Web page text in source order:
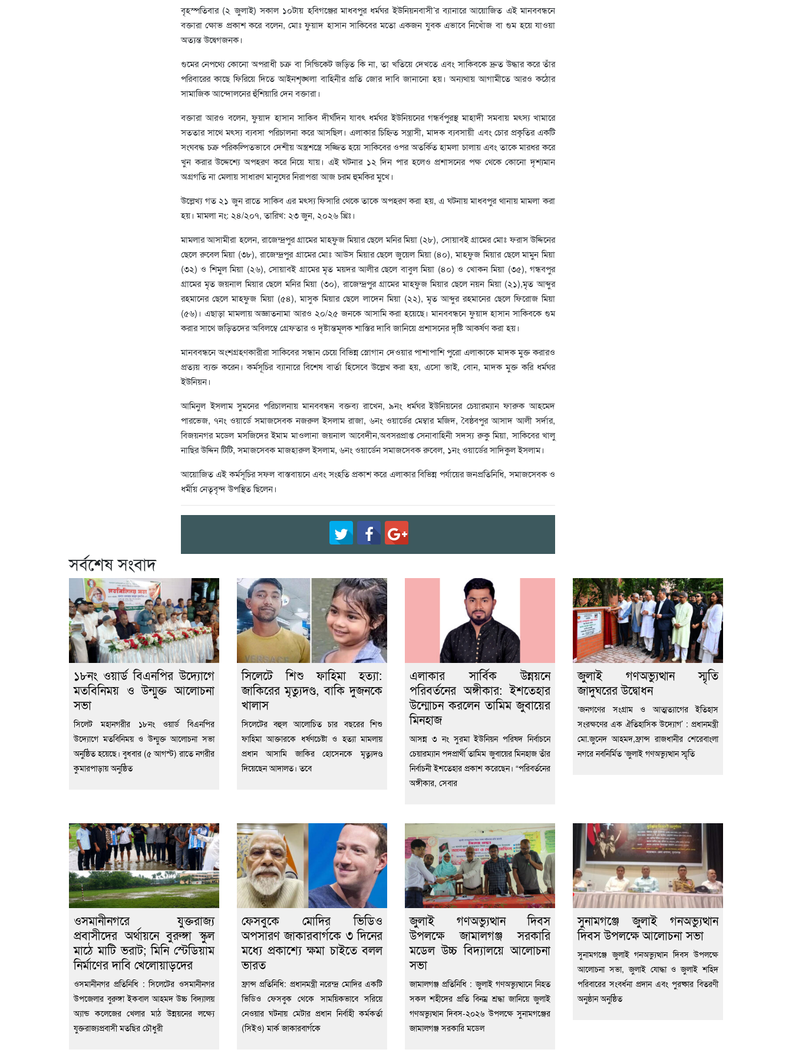
‎বৃহস্পতিবার (২ জুলাই) সকাল ১০টায় হবিগঞ্জের মাধবপুর ধর্মঘর ইউনিয়নবাসী’র ব্যানারে আয়োজিত এই মানববন্ধনে
বক্তারা ক্ষোভ প্রকাশ করে বলেন, মোঃ ফুয়াদ হাসান সাকিবের মতো একজন যুবক এভাবে নিখোঁজ বা গুম হয়ে যাওয়া
অত্যন্ত উদ্বেগজনক।
গুমের নেপথ্যে কোনো অপরাধী চক্র বা সিন্ডিকেট জড়িত কি না, তা খতিয়ে দেখতে এবং সাকিবকে দ্রুত উদ্ধার করে তাঁর
পরিবারের কাছে ফিরিয়ে দিতে আইনশৃঙ্খলা বাহিনীর প্রতি জোর দাবি জানানো হয়। অন্যথায় আগামীতে আরও কঠোর
সামাজিক আন্দোলনের হুঁশিয়ারি দেন বক্তারা।
বক্তারা আরও বলেন, ফুয়াদ হাসান সাকিব দীর্ঘদিন যাবৎ ধর্মঘর ইউনিয়নের গন্ধর্বপুরস্থ মাহাদী সমবায় মৎস্য খামারে
সততার সাথে মৎস্য ব্যবসা পরিচালনা করে আসছিল। এলাকার চিহ্নিত সন্ত্রাসী, মাদক ব্যবসায়ী এবং চোর প্রকৃতির একটি
সংঘবদ্ধ চক্র পরিকল্পিতভাবে দেশীয় অস্ত্রশস্ত্রে সজ্জিত হয়ে সাকিবের ওপর অতর্কিত হামলা চালায় এবং তাকে মারধর করে
খুন করার উদ্দেশ্যে অপহরণ করে নিয়ে যায়। এই ঘটনার ১২ দিন পার হলেও প্রশাসনের পক্ষ থেকে কোনো দৃশ্যমান
অগ্রগতি না মেলায় সাধারণ মানুষের নিরাপত্তা আজ চরম হুমকির মুখে।
‎উল্লেখ্য গত ২১ জুন রাতে সাকিব এর মৎস্য ফিসারি থেকে তাকে অপহরণ করা হয়, ‎এ ঘটনায় মাধবপুর থানায় মামলা করা
হয়। মামলা নং: ২৪/২০৭, তারিখ: ২৩ জুন, ২০২৬ খ্রিঃ।
মামলার আসামীরা হলেন, রাজেন্দ্রপুর গ্রামের মাহফুজ মিয়ার ছেলে মনির মিয়া (২৮), সোয়াবই গ্রামের মোঃ ফরাস উদ্দিনের
ছেলে রুবেল মিয়া (৩৮), রাজেন্দ্রপুর গ্রামের মোঃ আউস মিয়ার ছেলে জুয়েল মিয়া (৪০), মাহফুজ মিয়ার ছেলে মামুন মিয়া
(৩২) ও শিমুল মিয়া (২৬), সোয়াবই গ্রামের মৃত ময়দর আলীর ছেলে বাবুল মিয়া (৪০) ও খোকন মিয়া (৩৫), গন্ধবপুর
গ্রামের মৃত জয়নাল মিয়ার ছেলে মনির মিয়া (৩০), রাজেন্দ্রপুর গ্রামের মাহফুজ মিয়ার ছেলে নয়ন মিয়া (২১),মৃত আব্দুর
রহমানের ছেলে মাহফুজ মিয়া (৫৪), মাসুক মিয়ার ছেলে লাদেন মিয়া (২২), মৃত আব্দুর রহমানের ছেলে ফিরোজ মিয়া
(৫৬)। এছাড়া মামলায় অজ্ঞাতনামা আরও ২০/২৫ জনকে আসামি করা হয়েছে। মানববন্ধনে ফুয়াদ হাসান সাকিবকে গুম
করার সাথে জড়িতদের অবিলম্বে গ্রেফতার ও দৃষ্টান্তমূলক শাস্তির দাবি জানিয়ে প্রশাসনের দৃষ্টি আকর্ষণ করা হয়।
‎মানববন্ধনে অংশগ্রহণকারীরা সাকিবের সন্ধান চেয়ে বিভিন্ন স্লোগান দেওয়ার পাশাপাশি পুরো এলাকাকে মাদক মুক্ত করারও
প্রত্যয় ব্যক্ত করেন। কর্মসূচির ব্যানারে বিশেষ বার্তা হিসেবে উল্লেখ করা হয়, এসো ভাই, বোন, মাদক মুক্ত করি ধর্মঘর
ইউনিয়ন।
‎আমিনুল ইসলাম সুমনের পরিচালনায় মানববন্ধন বক্তব্য রাখেন, ৯নং ধর্মঘর ইউনিয়নের চেয়ারম্যান ফারুক আহমেদ
পারভেজ, ৭নং ওয়ার্ডে সমাজসেবক নজরুল ইসলাম রাজা, ৬নং ওয়ার্ডের মেম্বার মজিদ, বৈষ্ঠবপুর আসাদ আলী সর্দার,
বিজয়নগর মডেল মসজিদের ইমাম মাওলানা জয়নাল আবেদীন,অবসরপ্রাপ্ত সেনাবাহিনী সদস্য রুকু মিয়া, সাকিবের খালু
নাছির উদ্দিন টিটি, সমাজসেবক মাজহারুল ইসলাম, ৬নং ওয়ার্ডেন সমাজসেবক রুবেল, ১নং ওয়ার্ডের সাদিকুল ইসলাম।
‎আয়োজিত এই কর্মসূচির সফল বাস্তবায়নে এবং সংহতি প্রকাশ করে এলাকার বিভিন্ন পর্যায়ের জনপ্রতিনিধি, সমাজসেবক ও
ধর্মীয় নেতৃবৃন্দ উপস্থিত ছিলেন।
সর্বশেষ সংবাদ
১৮নং ওয়ার্ড বিএনপির উদ্যোগে
মতবিনিময় ও উন্মুক্ত আলোচনা
সভা
সিলেট মহানগরীর ১৮নং ওয়ার্ড বিএনপির
উদ্যোগে মতবিনিময় ও উন্মুক্ত আলোচনা সভা
অনুষ্ঠিত হয়েছে। বুধবার (৫ আগস্ট) রাতে নগরীর
কুমারপাড়ায় অনুষ্ঠিত
সিলেটে শিশু ফাহিমা হত্যা:
জাকিরের মৃত্যুদণ্ড, বাকি দুজনকে
খালাস
সিলেটের বহুল আলোচিত চার বছরের শিশু
ফাহিমা আক্তারকে ধর্ষণচেষ্টা ও হত্যা মামলায়
প্রধান আসামি জাকির হোসেনকে মৃত্যুদণ্ড
দিয়েছেন আদালত। তবে
এলাকার সার্বিক উন্নয়নে
পরিবর্তনের অঙ্গীকার: ইশতেহার
উন্মোচন করলেন তামিম জুবায়ের
মিনহাজ
আসন্ন ৩ নং সুরমা ইউনিয়ন পরিষদ নির্বাচনে
চেয়ারম্যান পদপ্রার্থী তামিম জুবায়ের মিনহাজ তাঁর
নির্বাচনী ইশতেহার প্রকাশ করেছেন। “পরিবর্তনের
অঙ্গীকার, সেবার
জুলাই গণঅভ্যুত্থান স্মৃতি
জাদুঘরের উদ্বোধন
‘জনগণের সংগ্রাম ও আত্মত্যাগের ইতিহাস
সংরক্ষণের এক ঐতিহাসিক উদ্যোগ’ : প্রধানমন্ত্রী
মো.জুনেদ আহমদ,ফ্রান্স রাজধানীর শেরেবাংলা
নগরে নবনির্মিত ‘জুলাই গণঅভ্যুত্থান স্মৃতি
ওসমানীনগরে যুক্তরাজ্য
প্রবাসীদের অর্থায়নে বুরুঙ্গা স্কুল
মাঠে মাটি ভরাট; মিনি স্টেডিয়াম
নির্মাণের দাবি খেলোয়াড়দের
ওসমানীনগর প্রতিনিধি : সিলেটের ওসমানীনগর
উপজেলার বুরুঙ্গা ইকবাল আহমদ উচ্চ বিদ্যালয়
অ্যান্ড কলেজের খেলার মাঠ উন্নয়নের লক্ষ্যে
যুক্তরাজ্যপ্রবাসী মতছির চৌধুরী
ফেসবুকে মোদির ভিডিও
অপসারণ জাকারবার্গকে ৩ দিনের
মধ্যে প্রকাশ্যে ক্ষমা চাইতে বলল
ভারত
ফ্রান্স প্রতিনিধি: প্রধানমন্ত্রী নরেন্দ্র মোদির একটি
ভিডিও ফেসবুক থেকে সাময়িকভাবে সরিয়ে
নেওয়ার ঘটনায় মেটার প্রধান নির্বাহী কর্মকর্তা
(সিইও) মার্ক জাকারবার্গকে
জুলাই গণঅভ্যুত্থান দিবস
উপলক্ষে জামালগঞ্জ সরকারি
মডেল উচ্চ বিদ্যালয়ে আলোচনা
সভা
জামালগঞ্জ প্রতিনিধি : জুলাই গণঅভ্যুত্থানে নিহত
সকল শহীদের প্রতি বিনম্র শ্রদ্ধা জানিয়ে জুলাই
গণঅভ্যুত্থান দিবস-২০২৬ উপলক্ষে সুনামগঞ্জের
জামালগঞ্জ সরকারি মডেল
সুনামগঞ্জে জুলাই গনঅভ্যুত্থান
দিবস উপলক্ষে আলোচনা সভা
সুনামগঞ্জে জুলাই গনঅভ্যুত্থান দিবস উপলক্ষে
আলোচনা সভা, জুলাই যোদ্ধা ও জুলাই শহিদ
পরিবারের সংবর্ধনা প্রদান এবং পুরষ্কার বিতরণী
অনুষ্ঠান অনুষ্ঠিত